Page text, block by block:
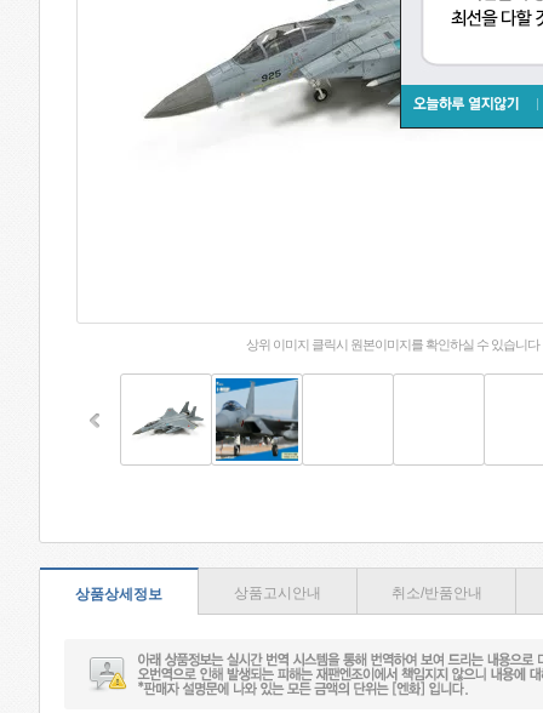
상위 이미지 클릭시 원본이미지를 확인하실 수 있습니다
상품상세정보 상품고시안내 취소/반품안내